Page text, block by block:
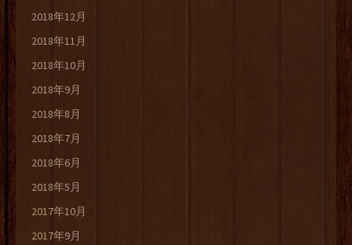
2018年12月
2018年11月
2018年10月
2018年9月
2018年8月
2018年7月
2018年6月
2018年5月
2017年10月
2017年9月